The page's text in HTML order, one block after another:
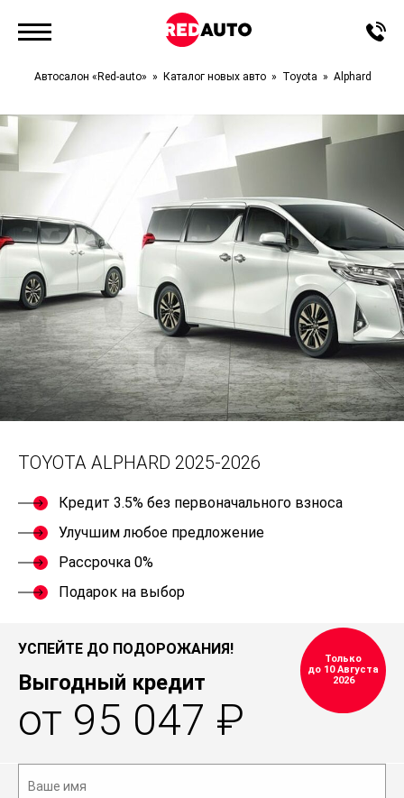
Автосалон «Red-auto» Каталог новых авто Toyota Alphard
TOYOTA ALPHARD 2025-2026
Кредит 3.5% без первоначального взноса
Улучшим любое предложение
Рассрочка 0%
Подарок на выбор
УСПЕЙТЕ ДО ПОДОРОЖАНИЯ!
Выгодный кредит
от 95 047 ₽
Только
до 10 Августа
2026